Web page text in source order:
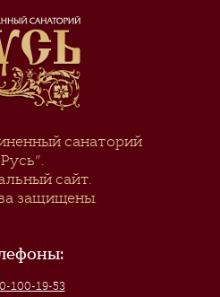
санаторий
.
сайт.
защищены.
100-19-53